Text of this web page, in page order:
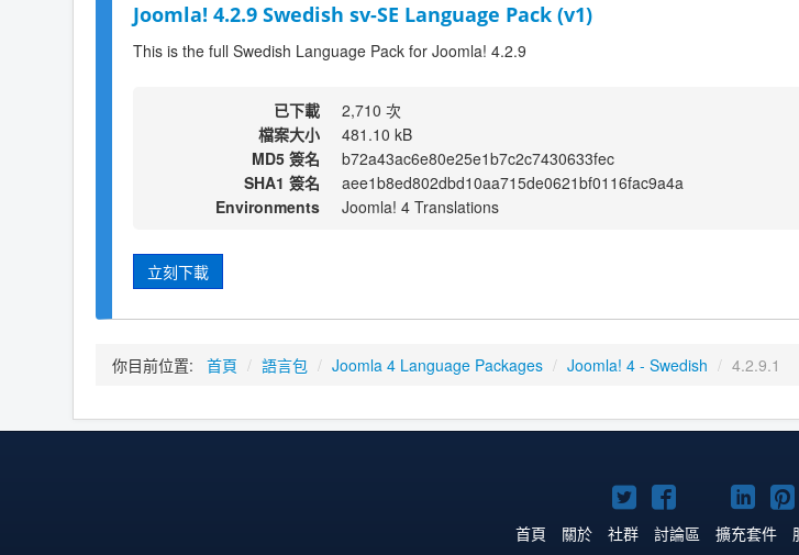
Joomla! 4.2.9 Swedish sv-SE Language Pack (v1)
This is the full Swedish Language Pack for Joomla! 4.2.9
已下載
2,710 次
檔案大小
481.10 kB
MD5 簽名
b72a43ac6e80e25e1b7c2c7430633fec
SHA1 簽名
aee1b8ed802dbd10aa715de0621bf0116fac9a4a
Environments
Joomla! 4 Translations
立刻下載
你目前位置: 首頁 / 語言包 / Joomla 4 Language Packages / Joomla! 4 - Swedish / 4.2.9.1
Twitter
上
Facebook
上
YouTube
上
上
首頁 關於 社群 討論區 擴充套件